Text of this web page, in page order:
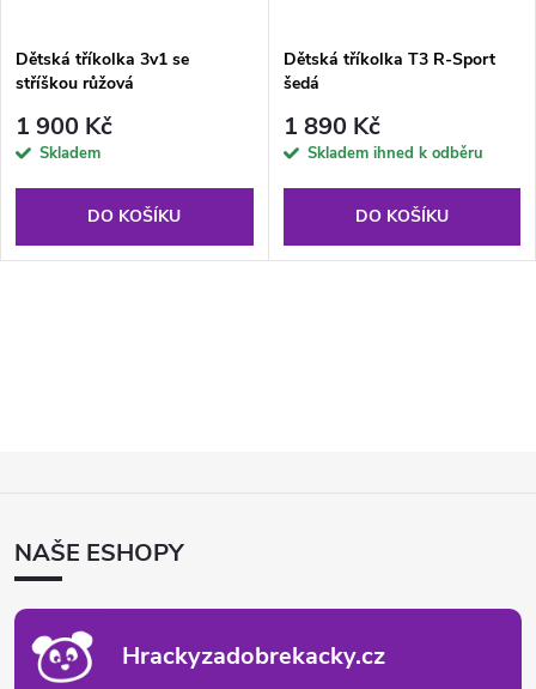
Dětská tříkolka 3v1 se
stříškou růžová
1 900 Kč
Skladem
DO KOŠÍKU
Dětská tříkolka T3 R-Sport
šedá
1 890 Kč
Skladem ihned k odběru
DO KOŠÍKU
a
c
ANAŠE ESHOPY
Hrackyzadobrekacky.cz